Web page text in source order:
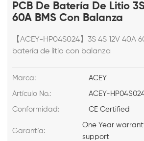
PCB De Batería De Litio
60A BMS Con Balanza
【ACEY-HP04S024】3S 4S 12V 40A
batería de litio con balanza
Marca: ACEY
Artículo No.: ACEY-
Conformidad: CE Certified
Garantía:
One Year
support